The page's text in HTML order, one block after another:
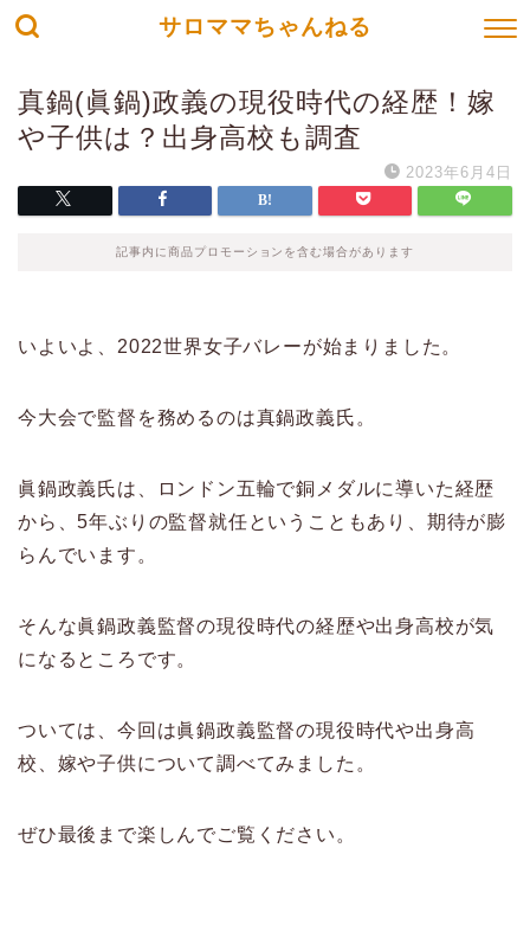
サロママちゃんねる
真鍋(眞鍋)政義の現役時代の経歴！嫁
や子供は？出身高校も調査
2023年6月4日
記事内に商品プロモーションを含む場合があります
いよいよ、2022世界女子バレーが始まりました。
今大会で監督を務めるのは真鍋政義氏。
眞鍋政義氏は、ロンドン五輪で銅メダルに導いた経歴
から、5年ぶりの監督就任ということもあり、期待が膨
らんでいます。
そんな眞鍋政義監督の現役時代の経歴や出身高校が気
になるところです。
ついては、今回は眞鍋政義監督の現役時代や出身高
校、嫁や子供について調べてみました。
ぜひ最後まで楽しんでご覧ください。